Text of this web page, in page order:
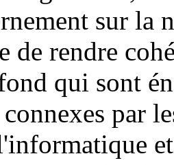
sur la
de rendre
qui sont
par